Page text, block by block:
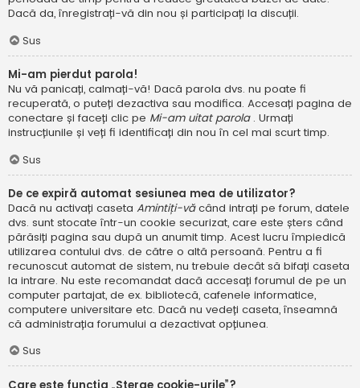
Dacă da, înregistrați-vă din nou și participați la discuții.
Sus
Mi-am pierdut parola!
Nu vă panicați, calmați-vă! Dacă parola dvs. nu poate fi
recuperată, o puteți dezactiva sau modifica. Accesați pagina de
conectare și faceți clic pe Mi-am uitat parola . Urmați
instrucțiunile și veți fi identificați din nou în cel mai scurt timp.
Sus
De ce expiră automat sesiunea mea de utilizator?
Dacă nu activați caseta Amintiți-văcând intrați pe forum, datele
dvs. sunt stocate într-un cookie securizat, care este șters când
părăsiți pagina sau după un anumit timp. Acest lucru împiedică
utilizarea contului dvs. de către o altă persoană. Pentru a fi
recunoscut automat de sistem, nu trebuie decât să bifați caseta
la intrare. Nu este recomandat dacă accesați forumul de pe un
computer partajat, de ex. bibliotecă, cafenele informatice,
computere universitare etc. Dacă nu vedeți caseta, înseamnă
că administrația forumului a dezactivat opțiunea.
Sus
Care este funcția „Șterge cookie-urile”?